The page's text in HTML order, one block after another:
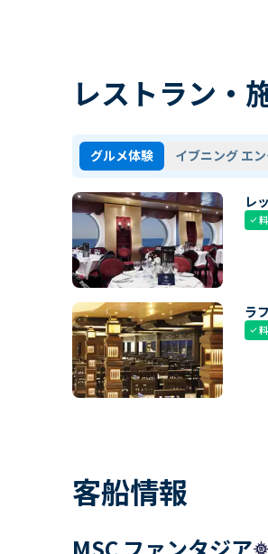
レストラン・
グルメ体験 イブニング エ
レ
check
ラ
check
客船情報